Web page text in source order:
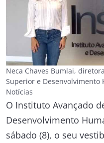
Neca Chaves Bumlai,
Superior e Desenvolvimento
Notícias
O Instituto Avançado
Desenvolvimento
sábado (8), o seu